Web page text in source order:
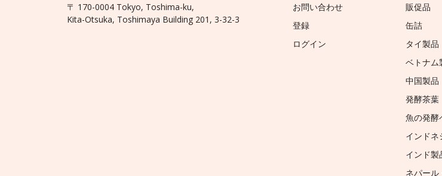
〒 170-0004 Tokyo, Toshima-ku,
Kita-Otsuka, Toshimaya Building 201, 3-32-3
お問い合わせ
登録
ログイン
販促品
缶詰
タイ製品
ベトナム
中国製品
発酵茶葉
魚の発酵
インドネ
インド製
ネパール